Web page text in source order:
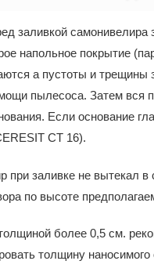
заливкой
напольное покрытие
а пустоты и
пылесоса. Затем вся
Если основание
СТ 16).
при заливке не вытекал
по высоте
более 0,5 см.
толщину